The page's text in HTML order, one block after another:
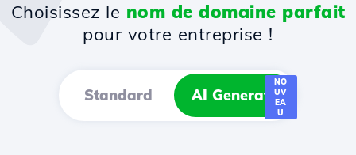
Choisissez le nom de domaine parfait
pour votre entreprise !
Standard AI Generator
NO
UV
EA
U